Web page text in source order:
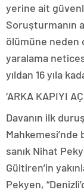
yerine ait
Soruşturmanın
ölümüne neden
yaralama
yıldan 16 yıla
‘ARKA KAPIYI
Davanın ilk
sanık Nihat
Gültiren’in
Pekyen,